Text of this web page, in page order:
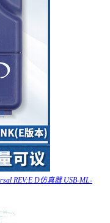
REV:E D仿真器 USB-ML-